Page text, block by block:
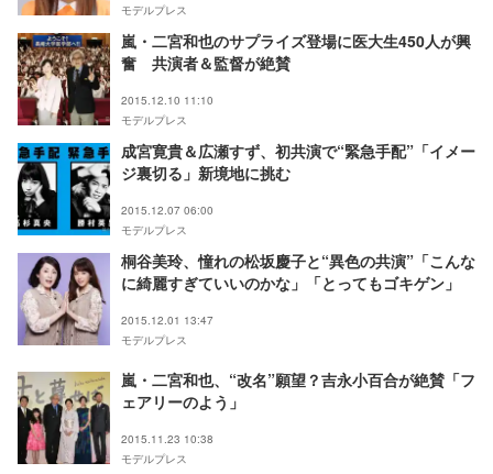
モデルプレス
嵐・二宮和也のサプライズ登場に医大生450人が興
奮 共演者＆監督が絶賛
2015.12.10 11:10
モデルプレス
成宮寛貴＆広瀬すず、初共演で“緊急手配”「イメー
ジ裏切る」新境地に挑む
2015.12.07 06:00
モデルプレス
桐谷美玲、憧れの松坂慶子と“異色の共演”「こんな
に綺麗すぎていいのかな」「とってもゴキゲン」
2015.12.01 13:47
モデルプレス
嵐・二宮和也、“改名”願望？吉永小百合が絶賛「フ
ェアリーのよう」
2015.11.23 10:38
モデルプレス